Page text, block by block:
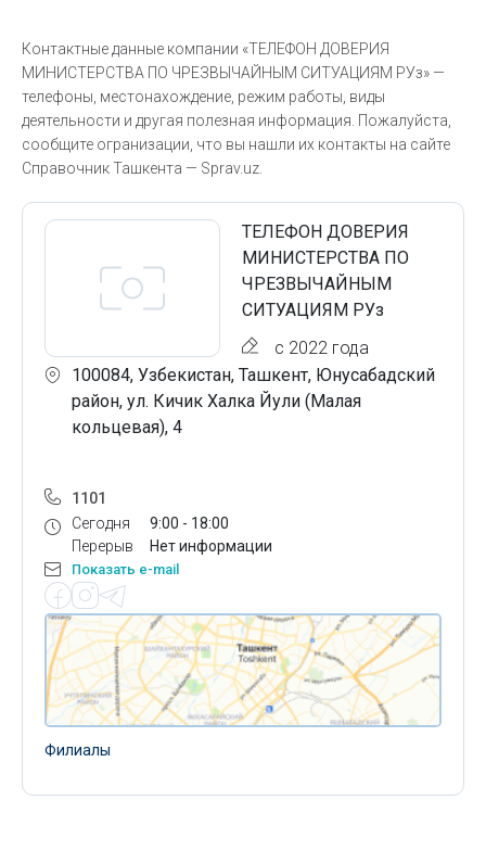
Контактные данные компании «ТЕЛЕФОН ДОВЕРИЯ
МИНИСТЕРСТВА ПО ЧРЕЗВЫЧАЙНЫМ СИТУАЦИЯМ РУз» —
телефоны, местонахождение, режим работы, виды
деятельности и другая полезная информация. Пожалуйста,
сообщите огранизации, что вы нашли их контакты на сайте
Справочник Ташкента — Sprav.uz.
ТЕЛЕФОН ДОВЕРИЯ
МИНИСТЕРСТВА ПО
ЧРЕЗВЫЧАЙНЫМ
СИТУАЦИЯМ РУз
с 2022 года
100084, Узбекистан, Ташкент, Юнусабадский
район, ул. Кичик Халка Йули (Малая
кольцевая), 4
1101
Сегодня
Перерыв
9:00 - 18:00
Нет информации
Показать e-mail
Филиалы